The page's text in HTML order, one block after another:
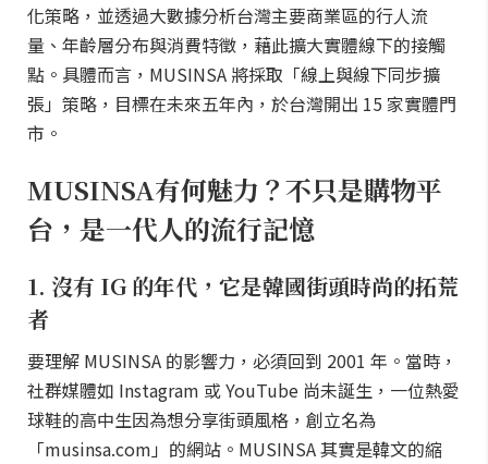
化策略，並透過大數據分析台灣主要商業區的行人流
量、年齡層分布與消費特徵，藉此擴大實體線下的接觸
點。具體而言，MUSINSA 將採取「線上與線下同步擴
張」策略，目標在未來五年內，於台灣開出 15 家實體門
市。
MUSINSA有何魅力？不只是購物平
台，是一代人的流行記憶
1. 沒有 IG 的年代，它是韓國街頭時尚的拓荒
者
要理解 MUSINSA 的影響力，必須回到 2001 年。當時，
社群媒體如 Instagram 或 YouTube 尚未誕生，一位熱愛
球鞋的高中生因為想分享街頭風格，創立名為
「musinsa.com」的網站。MUSINSA 其實是韓文的縮